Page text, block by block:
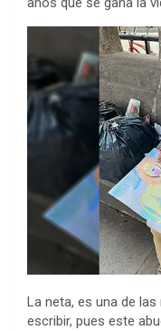
o
o
k
e
r
n
g
e
r
A
p
p
t
L
i
n
k
e
La neta, es una de
escribir, pues este